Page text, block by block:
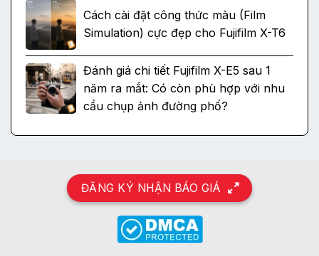
Cách cài đặt công thức màu (Film
Simulation) cực đẹp cho Fujifilm X-T6
Đánh giá chi tiết Fujifilm X-E5 sau 1
năm ra mắt: Có còn phù hợp với nhu
cầu chụp ảnh đường phố?
ĐĂNG KÝ NHẬN BÁO GIÁ